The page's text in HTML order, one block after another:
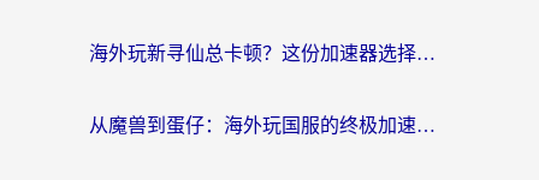
海外玩新寻仙总卡顿？这份加速器选择指南让你秒回国服流畅体验
从魔兽到蛋仔：海外玩国服的终极加速指南，找到你的专属高速通道